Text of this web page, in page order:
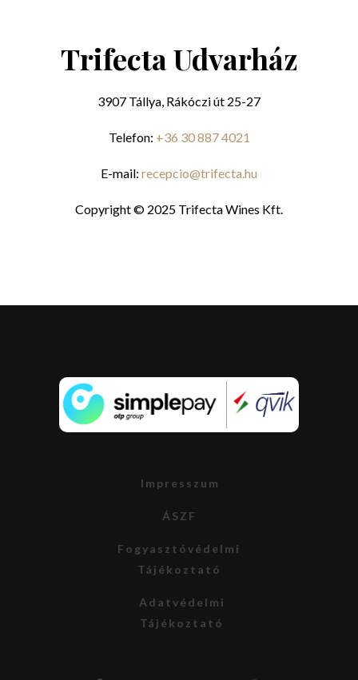
Trifecta Udvarház
3907 Tállya, Rákóczi út 25-27
Telefon: +36 30 887 4021
E-mail: recepcio@trifecta.hu
Copyright © 2025 Trifecta Wines Kft.
Impresszum
ÁSZF
Fogyasztóvédelmi
Tájékoztató
Adatvédelmi
Tájékoztató